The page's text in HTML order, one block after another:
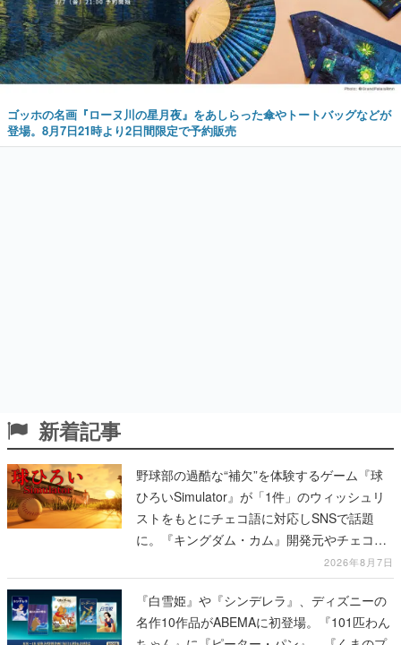
ゴッホの名画『ローヌ川の星月夜』をあしらった傘やトートバッグなどが
登場。8月7日21時より2日間限定で予約販売
新着記事
野球部の過酷な“補欠”を体験するゲーム『球
ひろいSimulator』が「1件」のウィッシュリ
ストをもとにチェコ語に対応しSNSで話題
に。『キングダム・カム』開発元やチェコの
2026年8月7日
『白雪姫』や『シンデレラ』、ディズニーの
名作10作品がABEMAに初登場。『101匹わん